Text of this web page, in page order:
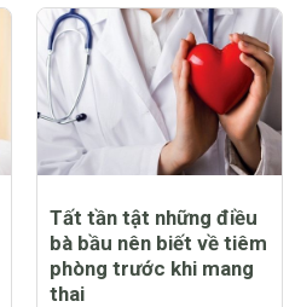
Tất tần tật những điều
bà bầu nên biết về tiêm
phòng trước khi mang
thai